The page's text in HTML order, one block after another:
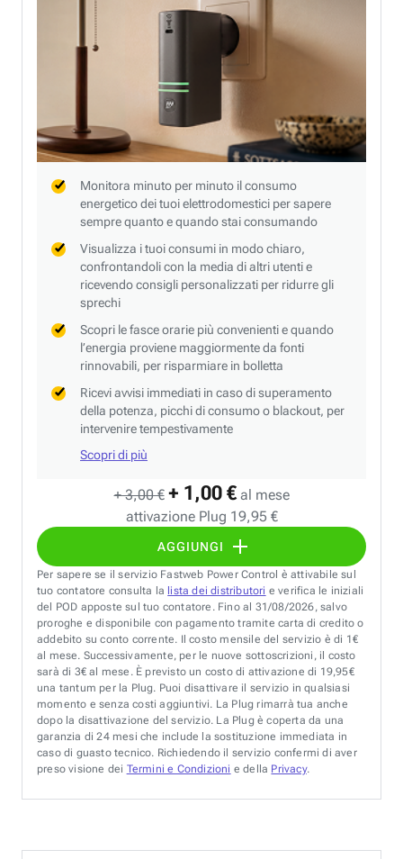
+ 3,00 € + 1,00 € al mese
attivazione Plug 19,95 €
AGGIUNGI
Monitora minuto per minuto il consumo
energetico dei tuoi elettrodomestici per sapere
sempre quanto e quando stai consumando
Visualizza i tuoi consumi in modo chiaro,
confrontandoli con la media di altri utenti e
ricevendo consigli personalizzati per ridurre gli
sprechi
Scopri le fasce orarie più convenienti e quando
l’energia proviene maggiormente da fonti
rinnovabili, per risparmiare in bolletta
Ricevi avvisi immediati in caso di superamento
della potenza, picchi di consumo o blackout, per
intervenire tempestivamente
Scopri di più
Per sapere se il servizio Fastweb Power Control è attivabile sul
tuo contatore consulta la lista dei distributori e verifica le iniziali
del POD apposte sul tuo contatore. Fino al 31/08/2026, salvo
proroghe e disponibile con pagamento tramite carta di credito o
addebito su conto corrente. Il costo mensile del servizio è di 1€
al mese. Successivamente, per le nuove sottoscrizioni, il costo
sarà di 3€ al mese. È previsto un costo di attivazione di 19,95€
una tantum per la Plug. Puoi disattivare il servizio in qualsiasi
momento e senza costi aggiuntivi. La Plug rimarrà tua anche
dopo la disattivazione del servizio. La Plug è coperta da una
garanzia di 24 mesi che include la sostituzione immediata in
caso di guasto tecnico. Richiedendo il servizio confermi di aver
preso visione dei Termini e Condizioni e della Privacy.